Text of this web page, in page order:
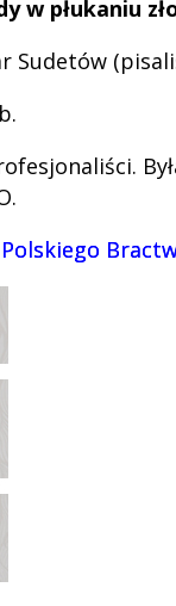
w płukaniu
Sudetów